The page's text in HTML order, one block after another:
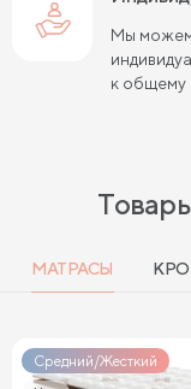
Мягкие
Высокие
Матрасы с
Мы можем
к общему
МАТРАСЫ
Средний/Жесткий